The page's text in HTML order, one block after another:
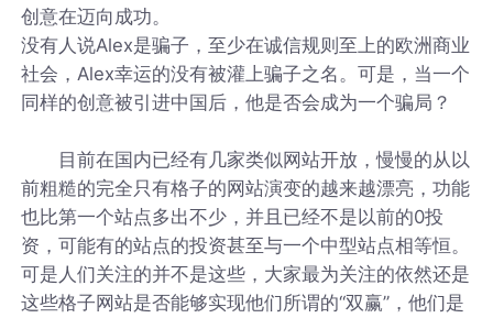
创意在迈向成功。
没有人说Alex是骗子，至少在诚信规则至上的欧洲商业
社会，Alex幸运的没有被灌上骗子之名。可是，当一个
同样的创意被引进中国后，他是否会成为一个骗局？
目前在国内已经有几家类似网站开放，慢慢的从以
前粗糙的完全只有格子的网站演变的越来越漂亮，功能
也比第一个站点多出不少，并且已经不是以前的0投
资，可能有的站点的投资甚至与一个中型站点相等恒。
可是人们关注的并不是这些，大家最为关注的依然还是
这些格子网站是否能够实现他们所谓的“双赢”，他们是